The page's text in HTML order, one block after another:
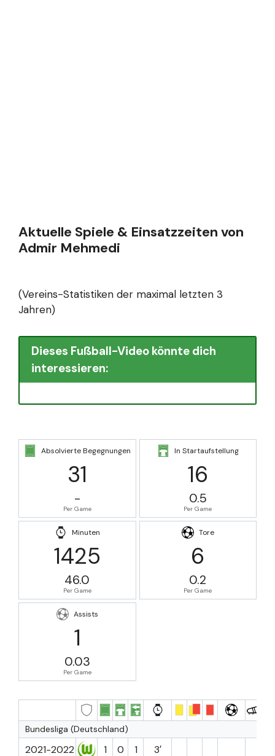
Aktuelle Spiele & Einsatzzeiten von
Admir Mehmedi
(Vereins-Statistiken der maximal letzten 3
Jahren)
Dieses Fußball-Video könnte dich
interessieren:
Absolvierte Begegnungen
31
-
Per Game
In Startaufstellung
16
0.5
Per Game
Minuten
1425
46.0
Per Game
Tore
6
0.2
Per Game
Assists
1
0.03
Per Game
Bundesliga (Deutschland)
2021-2022 1 0 1 3′